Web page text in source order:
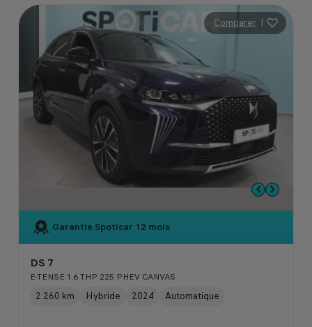
Comparer |
Garantie Spoticar 12 mois
DS 7
E-TENSE 1.6 THP 225 PHEV CANVAS
2 260 km Hybride 2024 Automatique